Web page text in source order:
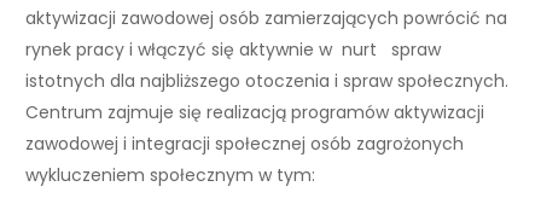
aktywizacji zawodowej osób zamierzających powrócić na
rynek pracy i włączyć się aktywnie w nurt spraw
istotnych dla najbliższego otoczenia i spraw społecznych.
Centrum zajmuje się realizacją programów aktywizacji
zawodowej i integracji społecznej osób zagrożonych
wykluczeniem społecznym w tym: